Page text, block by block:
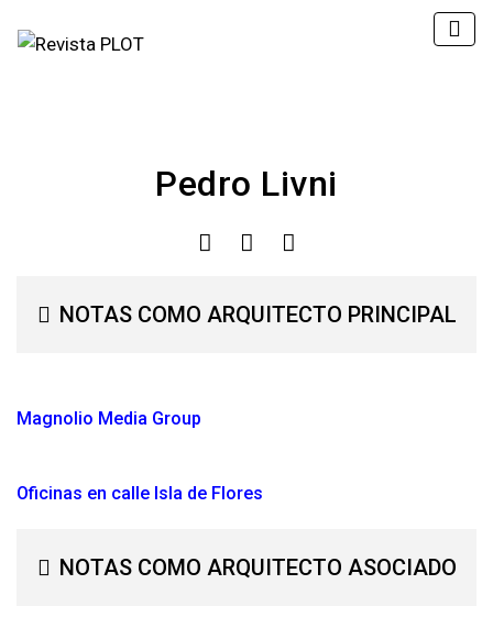
Pedro Livni
NOTAS COMO ARQUITECTO PRINCIPAL
Magnolio Media Group
Oficinas en calle Isla de Flores
NOTAS COMO ARQUITECTO ASOCIADO